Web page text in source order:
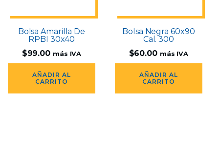
Bolsa Amarilla De
RPBI 30x40
$99.00 más IVA
AÑADIR AL
CARRITO
Bolsa Negra 60x90
Cal. 300
$60.00 más IVA
AÑADIR AL
CARRITO